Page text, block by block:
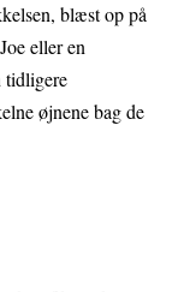
blæst op på
eller en
tidligere
øjnene bag de